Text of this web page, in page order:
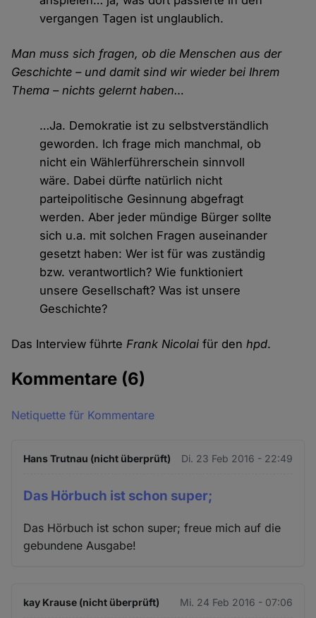
vergangen Tagen ist unglaublich.
Man muss sich fragen, ob die Menschen aus der
Geschichte – und damit sind wir wieder bei Ihrem
Thema – nichts gelernt haben…
…Ja. Demokratie ist zu selbstverständlich
geworden. Ich frage mich manchmal, ob
nicht ein Wählerführerschein sinnvoll
wäre. Dabei dürfte natürlich nicht
parteipolitische Gesinnung abgefragt
werden. Aber jeder mündige Bürger sollte
sich u.a. mit solchen Fragen auseinander
gesetzt haben: Wer ist für was zuständig
bzw. verantwortlich? Wie funktioniert
unsere Gesellschaft? Was ist unsere
Geschichte?
Das Interview führteFrank Nicolai für denhpd.
Kommentare (6)
Netiquette für Kommentare
Hans Trutnau (nicht überprüft) Di. 23 Feb 2016 - 22:49
Das Hörbuch ist schon super;
Das Hörbuch ist schon super; freue mich auf die
gebundene Ausgabe!
kay Krause (nicht überprüft) Mi. 24 Feb 2016 - 07:06